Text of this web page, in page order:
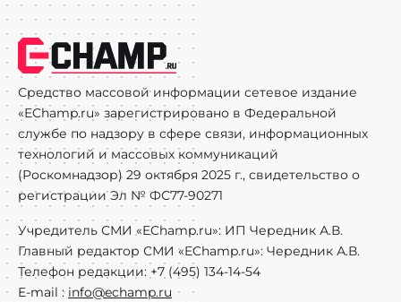
Средство массовой информации сетевое издание
«EChamp.ru» зарегистрировано в Федеральной
службе по надзору в сфере связи, информационных
технологий и массовых коммуникаций
(Роскомнадзор) 29 октября 2025 г., свидетельство о
регистрации Эл № ФС77-90271
Учредитель СМИ «EChamp.ru»: ИП Чередник А.В.
Главный редактор СМИ «EChamp.ru»: Чередник А.В.
Телефон редакции: +7 (495) 134-14-54
E-mail : info@echamp.ru